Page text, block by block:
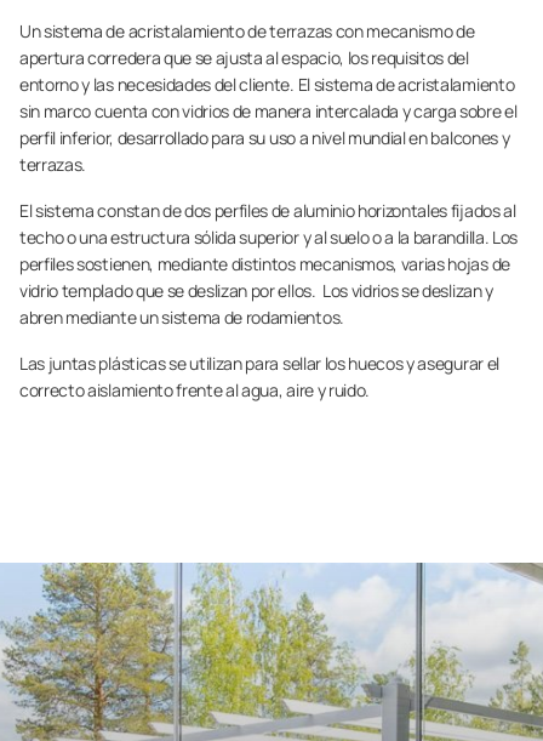
Un sistema de acristalamiento de terrazas con mecanismo de
apertura corredera que se ajusta al espacio, los requisitos del
entorno y las necesidades del cliente.​ El sistema de acristalamiento
sin marco cuenta con vidrios de manera intercalada y carga sobre el
perfil inferior, desarrollado para su uso a nivel mundial en balcones y
terrazas.​ ​
El sistema constan de dos perfiles de aluminio horizontales fijados al
techo o una estructura sólida superior y al suelo o a la barandilla. Los
perfiles sostienen, mediante distintos mecanismos, varias hojas de
vidrio templado que se deslizan por ellos.​ ​ Los vidrios se deslizan y
abren mediante un sistema de rodamientos.​​ ​
Las juntas plásticas se utilizan para sellar los huecos y asegurar el
correcto aislamiento frente al agua, aire y ruido.​